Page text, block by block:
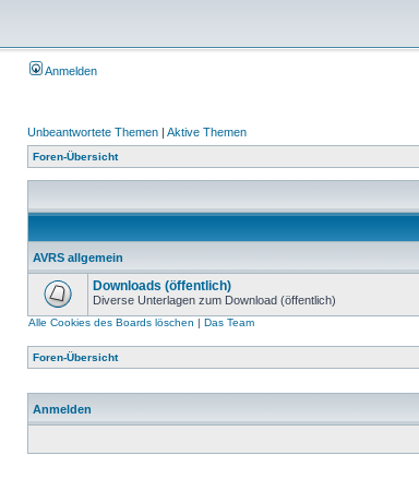
Anmelden
Unbeantwortete Themen | Aktive Themen
Foren-Übersicht
AVRS allgemein
Downloads (öffentlich)
Diverse Unterlagen zum Download (öffentlich)
Alle Cookies des Boards löschen | Das Team
Foren-Übersicht
Anmelden